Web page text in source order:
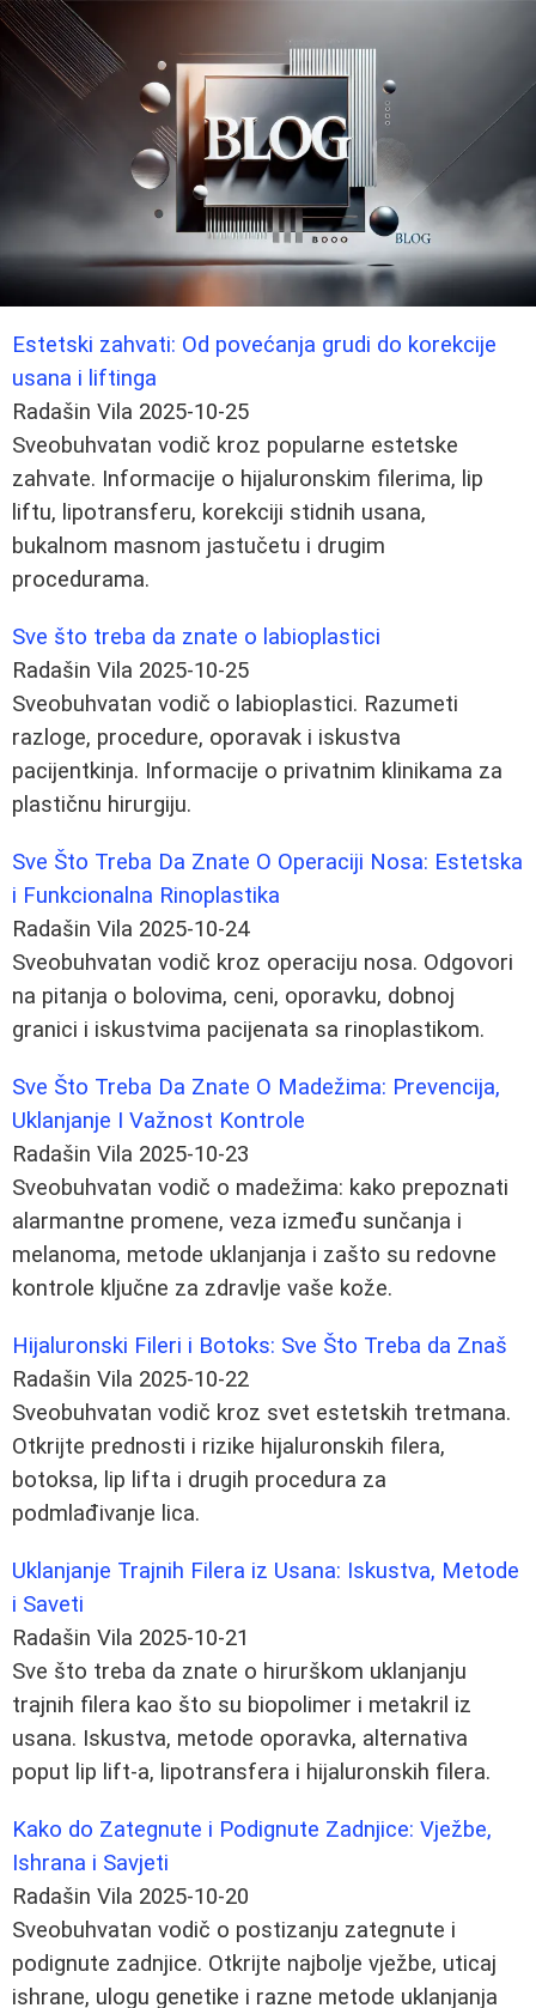
Estetski zahvati: Od povećanja grudi do korekcije
usana i liftinga
Radašin Vila 2025-10-25
Sveobuhvatan vodič kroz popularne estetske
zahvate. Informacije o hijaluronskim filerima, lip
liftu, lipotransferu, korekciji stidnih usana,
bukalnom masnom jastučetu i drugim
procedurama.
Sve što treba da znate o labioplastici
Radašin Vila 2025-10-25
Sveobuhvatan vodič o labioplastici. Razumeti
razloge, procedure, oporavak i iskustva
pacijentkinja. Informacije o privatnim klinikama za
plastičnu hirurgiju.
Sve Što Treba Da Znate O Operaciji Nosa: Estetska
i Funkcionalna Rinoplastika
Radašin Vila 2025-10-24
Sveobuhvatan vodič kroz operaciju nosa. Odgovori
na pitanja o bolovima, ceni, oporavku, dobnoj
granici i iskustvima pacijenata sa rinoplastikom.
Sve Što Treba Da Znate O Madežima: Prevencija,
Uklanjanje I Važnost Kontrole
Radašin Vila 2025-10-23
Sveobuhvatan vodič o madežima: kako prepoznati
alarmantne promene, veza između sunčanja i
melanoma, metode uklanjanja i zašto su redovne
kontrole ključne za zdravlje vaše kože.
Hijaluronski Fileri i Botoks: Sve Što Treba da Znaš
Radašin Vila 2025-10-22
Sveobuhvatan vodič kroz svet estetskih tretmana.
Otkrijte prednosti i rizike hijaluronskih filera,
botoksa, lip lifta i drugih procedura za
podmlađivanje lica.
Uklanjanje Trajnih Filera iz Usana: Iskustva, Metode
i Saveti
Radašin Vila 2025-10-21
Sve što treba da znate o hirurškom uklanjanju
trajnih filera kao što su biopolimer i metakril iz
usana. Iskustva, metode oporavka, alternativa
poput lip lift-a, lipotransfera i hijaluronskih filera.
Kako do Zategnute i Podignute Zadnjice: Vježbe,
Ishrana i Savjeti
Radašin Vila 2025-10-20
Sveobuhvatan vodič o postizanju zategnute i
podignute zadnjice. Otkrijte najbolje vježbe, uticaj
ishrane, ulogu genetike i razne metode uklanjanja